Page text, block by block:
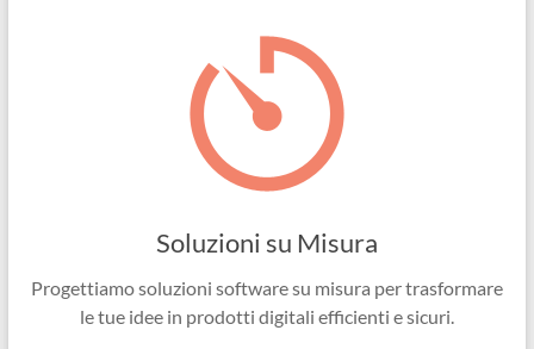
Soluzioni su Misura
Progettiamo soluzioni software su misura per trasformare
le tue idee in prodotti digitali efficienti e sicuri.